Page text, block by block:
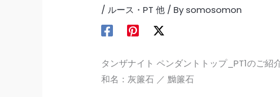
/ ルース・PT 他 / Bysomosomon
タンザナイト ペンダントトップ_PT1のご紹
和名：灰簾石 ／ 黝簾石